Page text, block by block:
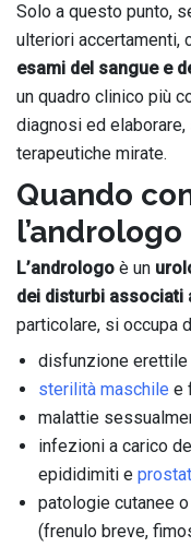
Solo a questo punto,
ulteriori accertamenti,
esami del sangue e
un quadro clinico più
diagnosi ed
terapeutiche mirate.
Quando
L’andrologo è un
dei disturbi associati
particolare, si occupa
disfunzione erettile
sterilità maschile e
malattie
infezioni a carico
epididimiti e
patologie cutanee
(frenulo breve,